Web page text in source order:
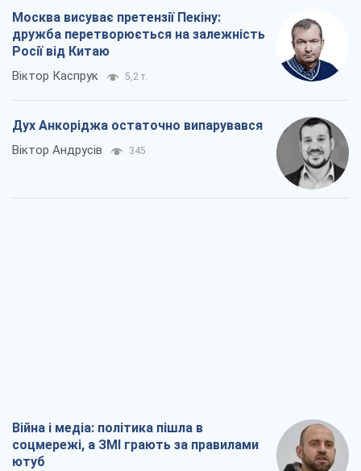
Москва висуває претензії Пекіну:
дружба перетворюється на залежність
Росії від Китаю
Віктор Каспрук 5,2 т.
Дух Анкоріджа остаточно випарувався
Віктор Андрусів 345
Війна і медіа: політика пішла в
соцмережі, а ЗМІ грають за правилами
ютуб